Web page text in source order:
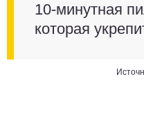
10-минутная
которая